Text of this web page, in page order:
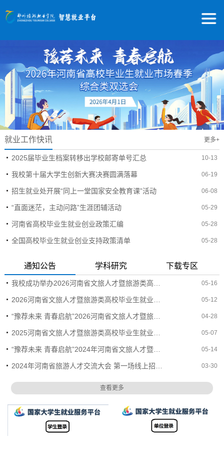
就业工作快讯 更多+
2025届毕业生档案转移出学校邮寄单号汇总 10-13
我校第十届大学生创新大赛决赛圆满落幕 06-19
招生就业处开展“同上一堂国家安全教育课”活动 06-08
“直面迷茫，主动问路”生涯团辅活动 05-29
河南省高校毕业生就业创业政策汇编 05-28
全国高校毕业生就业创业支持政策清单 05-28
通知公告 学科研究 下载专区
05-16
05-12
04-28
05-07
05-14
03-30
查看更多